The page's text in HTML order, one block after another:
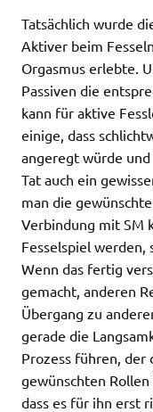
Tatsächlich wurde
Aktiver beim
Orgasmus erlebte.
Passiven die
kann für aktive
einige, dass
angeregt würde
Tat auch ein
man die
Verbindung mit SM
Fesselspiel
Wenn das fertig
gemacht, anderen
Übergang zu
gerade die
Prozess führen, der
gewünschten
dass es für ihn erst